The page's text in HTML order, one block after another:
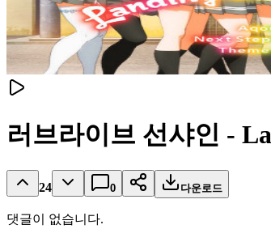
러브라이브 선샤인 -
24 0 다운로드
댓글이 없습니다.